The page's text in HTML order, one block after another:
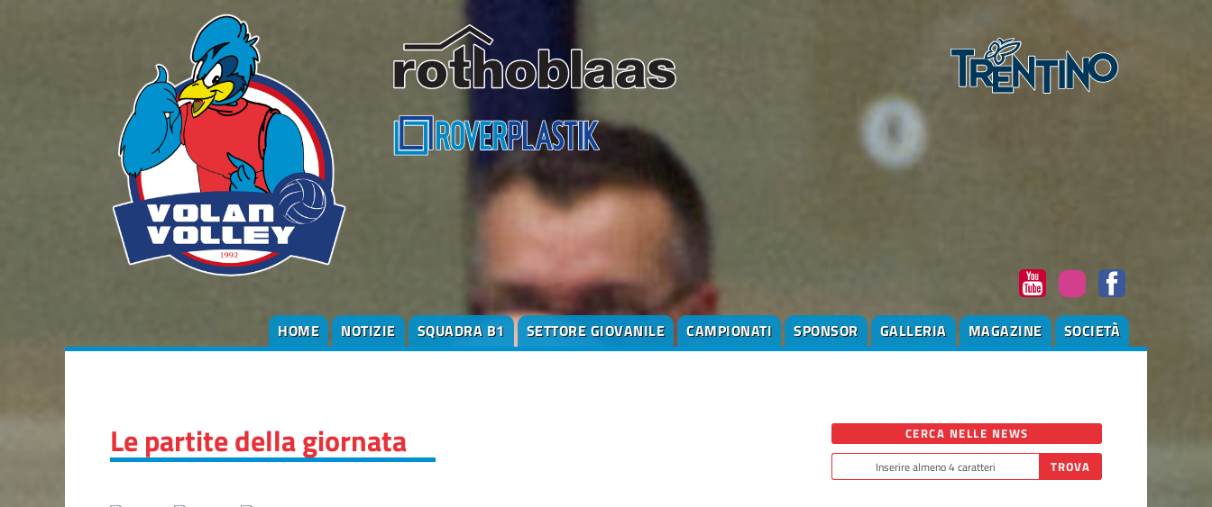
HOME NOTIZIE SQUADRA B1 SETTORE GIOVANILE CAMPIONATI SPONSOR GALLERIA MAGAZINE SOCIETÀ
Le partite della giornata CERCA NELLE NEWS